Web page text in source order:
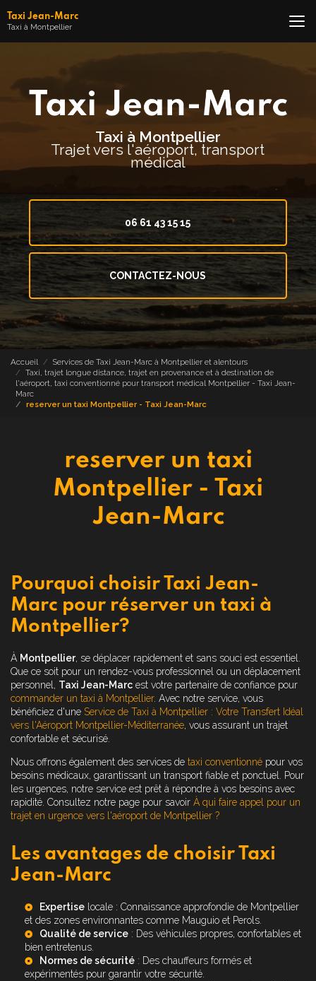
au
contenu
Taxi Jean-Marc
Taxi à Montpellier
Taxi à Montpellier
Trajet vers l'aéroport, transport
médical
06 61 43 15 15
CONTACTEZ-NOUS
Accueil
Services de Taxi Jean-Marc à Montpellier et alentours
Taxi, trajet longue distance, trajet en provenance et à destination de
l'aéroport, taxi conventionné pour transport médical Montpellier - Taxi Jean-
Marc
reserver un taxi Montpellier - Taxi Jean-Marc
reserver un taxi
Montpellier - Taxi
Jean-Marc
Pourquoi choisir Taxi Jean-
Marc pour réserver un taxi à
Montpellier?
À Montpellier, se déplacer rapidement et sans souci est essentiel.
Que ce soit pour un rendez-vous professionnel ou un déplacement
personnel, Taxi Jean-Marc est votre partenaire de confiance pour
commander un taxi à Montpellier. Avec notre service, vous
bénéficiez d'une Service de Taxi à Montpellier : Votre Transfert Idéal
vers l'Aéroport Montpellier-Méditerranée, vous assurant un trajet
confortable et sécurisé.
Nous offrons également des services de taxi conventionné pour vos
besoins médicaux, garantissant un transport fiable et ponctuel. Pour
les urgences, notre service est prêt à répondre à vos besoins avec
rapidité. Consultez notre page pour savoir À qui faire appel pour un
trajet en urgence vers l'aéroport de Montpellier ?
Les avantages de choisir Taxi
Jean-Marc
Expertise locale : Connaissance approfondie de Montpellier
et des zones environnantes comme Mauguio et Perols.
Qualité de service : Des véhicules propres, confortables et
bien entretenus.
Normes de sécurité : Des chauffeurs formés et
expérimentés pour garantir votre sécurité.